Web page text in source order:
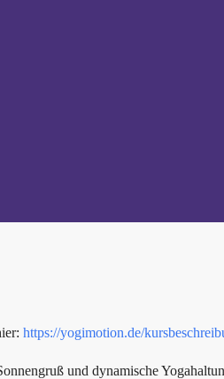
https://yogimotion.de/
und dynamische